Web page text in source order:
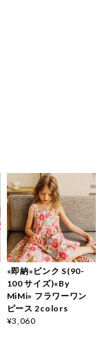
«即納»ピンク S(90-
100 サイズ)«By
MiMi» フラワーワン
ピース 2colors
¥3,060